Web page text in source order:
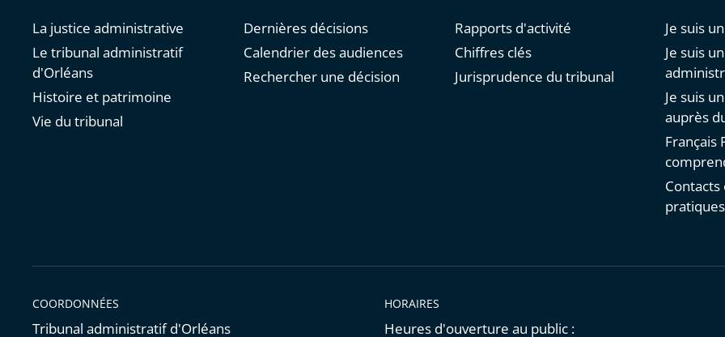
La justice administrative
Le tribunal administratif
d'Orléans
Histoire et patrimoine
Vie du tribunal
Dernières décisions
Calendrier des audiences
Rechercher une décision
Rapports d'activité
Chiffres clés
Jurisprudence du tribunal
Je suis
Je suis
Je suis
auprès
Français
pratiques
COORDONNÉES
Tribunal administratif d'Orléans
HORAIRES
Heures d'ouverture au public :